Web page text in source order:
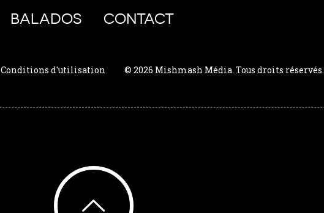
BALADOS CONTACT
Conditions d'utilisation © 2026 Mishmash Média. Tous droits réservés.